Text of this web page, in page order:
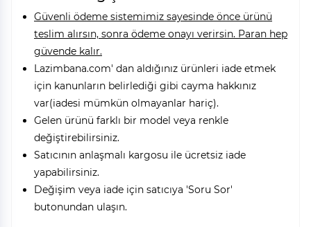
Güvenli ödeme sistemimiz sayesinde önce ürünü
teslim alırsın, sonra ödeme onayı verirsin. Paran hep
güvende kalır.
Lazimbana.com' dan aldığınız ürünleri iade etmek
için kanunların belirlediği gibi cayma hakkınız
var(iadesi mümkün olmayanlar hariç).
Gelen ürünü farklı bir model veya renkle
değiştirebilirsiniz.
Satıcının anlaşmalı kargosu ile ücretsiz iade
yapabilirsiniz.
Değişim veya iade için satıcıya 'Soru Sor'
butonundan ulaşın.